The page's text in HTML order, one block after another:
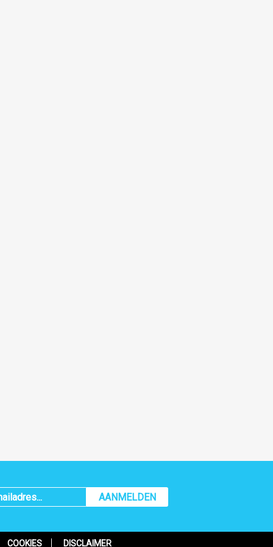
AANMELDEN
COOKIES DISCLAIMER